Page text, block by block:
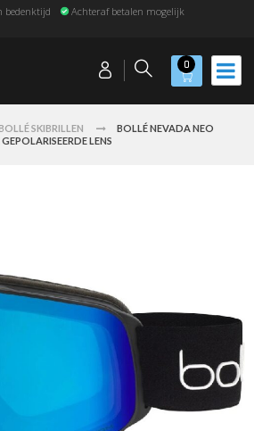
bedenktijd
Achteraf betalen mogelijk
0
SKIBRILLEN
BOLLÉ NEVADA NEO
LENS